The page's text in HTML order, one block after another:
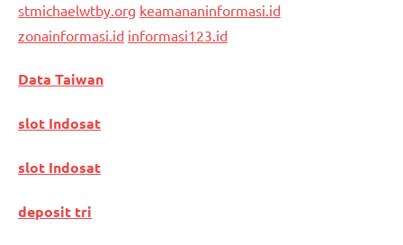
stmichaelwtby.org keamananinformasi.id
zonainformasi.id informasi123.id
Data Taiwan
slot Indosat
slot Indosat
deposit tri